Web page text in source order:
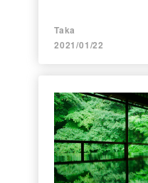
Taka
2021/01/22